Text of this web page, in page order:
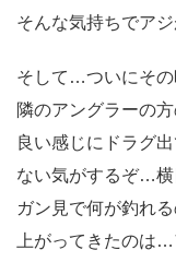
そんな気持ちでア
そして…ついにその
隣のアングラーの
良い感じにドラグ
ない気がするぞ…横
ガン見で何が釣れ
上がってきたのは…